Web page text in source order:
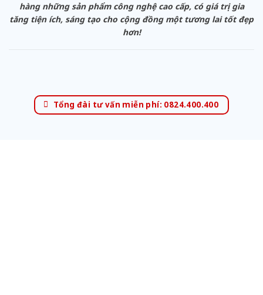
hàng những sản phẩm công nghệ cao cấp, có giá trị gia
tăng tiện ích, sáng tạo cho cộng đồng một tương lai tốt đẹp
hơn!
Tổng đài tư vấn miễn phí: 0824.400.400